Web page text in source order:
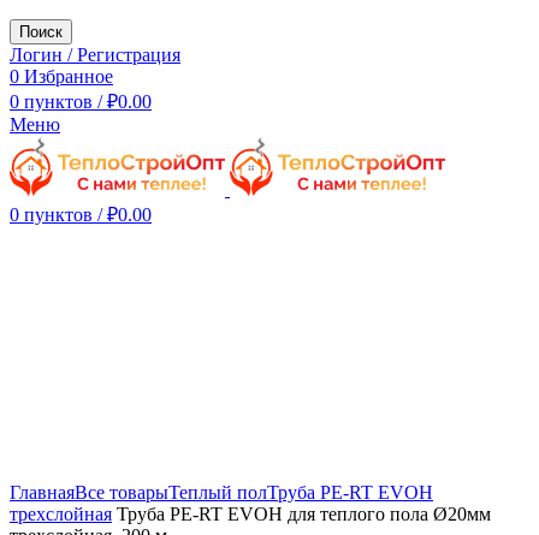
Поиск
Логин / Регистрация
0 Избранное
0 пунктов / ₽0.00
Меню
0 пунктов / ₽0.00
ГлавнаяВсе товарыТеплый полТруба PE-RT EVOH
трехслойная Труба PE-RT EVOH для теплого пола Ø20мм